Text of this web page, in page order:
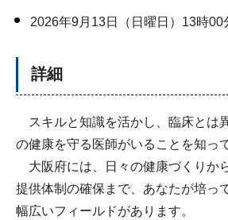
2026年9月13日（日曜日）13時00
詳細
スキルと知識を活かし、臨床とは
の健康を守る医師がいることを知っ
大阪府には、日々の健康づくりか
提供体制の確保まで、あなたが培っ
幅広いフィールドがあります。